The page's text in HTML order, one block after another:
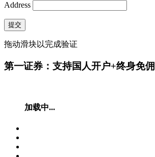
Address
提交
拖动滑块以完成验证
第一证券：支持国人开户+终身免佣
加载中...